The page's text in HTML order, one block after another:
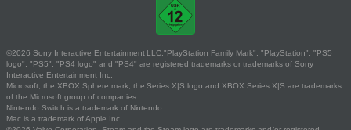
©2026 Sony Interactive Entertainment LLC."PlayStation Family Mark", "PlayStation", "PS5
logo", "PS5", "PS4 logo" and "PS4" are registered trademarks or trademarks of Sony
Interactive Entertainment Inc.
Microsoft, the XBOX Sphere mark, the Series X|S logo and XBOX Series X|S are trademarks
of the Microsoft group of companies.
Nintendo Switch is a trademark of Nintendo.
Mac is a trademark of Apple Inc.